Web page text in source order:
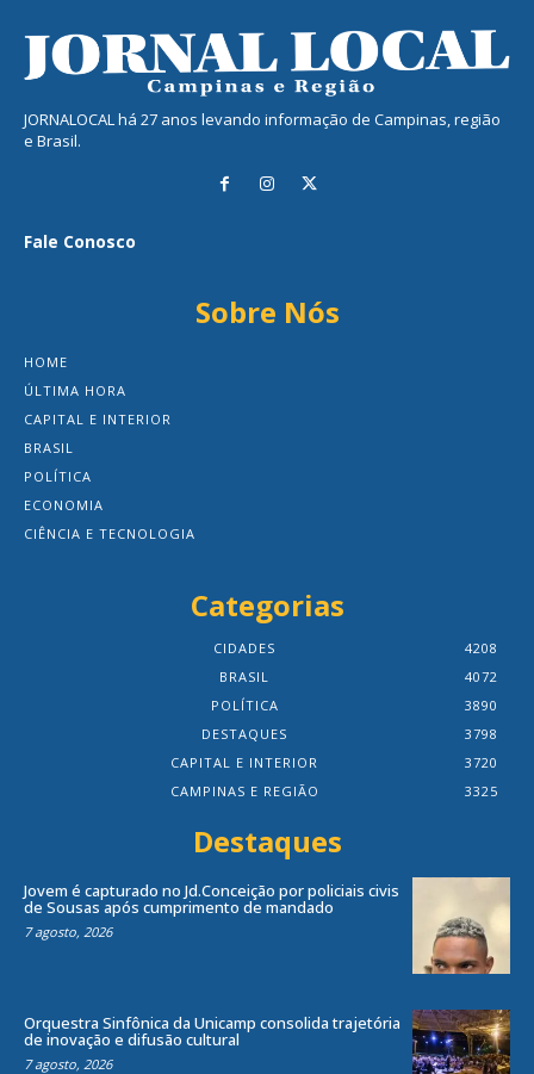
JORNALOCAL há 27 anos levando informação de Campinas, região
e Brasil.
Fale Conosco
Sobre Nós
HOME
ÚLTIMA HORA
CAPITAL E INTERIOR
BRASIL
POLÍTICA
ECONOMIA
CIÊNCIA E TECNOLOGIA
Categorias
CIDADES
4208
BRASIL
4072
POLÍTICA
3890
DESTAQUES
3798
CAPITAL E INTERIOR
3720
CAMPINAS E REGIÃO
3325
Destaques
Jovem é capturado no Jd.Conceição por policiais civis
de Sousas após cumprimento de mandado
7 agosto, 2026
Orquestra Sinfônica da Unicamp consolida trajetória
de inovação e difusão cultural
7 agosto, 2026